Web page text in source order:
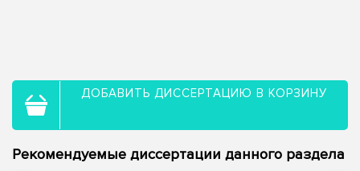
ДОБАВИТЬ ДИССЕРТАЦИЮ В КОРЗИНУ
Рекомендуемые диссертации данного раздела